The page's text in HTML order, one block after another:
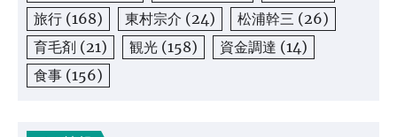
旅行 (168) 東村宗介 (24) 松浦幹三 (26)
育毛剤 (21) 観光 (158) 資金調達 (14)
食事 (156)